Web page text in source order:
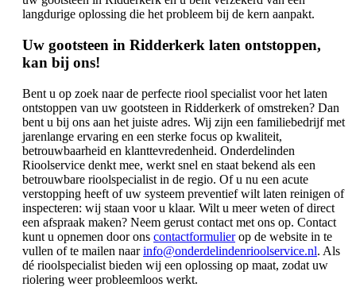
langdurige oplossing die het probleem bij de kern aanpakt.
Uw gootsteen in Ridderkerk laten ontstoppen,
kan bij ons!
Bent u op zoek naar de perfecte riool specialist voor het laten
ontstoppen van uw gootsteen in Ridderkerk of omstreken? Dan
bent u bij ons aan het juiste adres. Wij zijn een familiebedrijf met
jarenlange ervaring en een sterke focus op kwaliteit,
betrouwbaarheid en klanttevredenheid. Onderdelinden
Rioolservice denkt mee, werkt snel en staat bekend als een
betrouwbare rioolspecialist in de regio. Of u nu een acute
verstopping heeft of uw systeem preventief wilt laten reinigen of
inspecteren: wij staan voor u klaar. Wilt u meer weten of direct
een afspraak maken? Neem gerust contact met ons op. Contact
kunt u opnemen door ons contactformulierop de website in te
vullen of te mailen naarinfo@onderdelindenrioolservice.nl. Als
dé rioolspecialist bieden wij een oplossing op maat, zodat uw
riolering weer probleemloos werkt.